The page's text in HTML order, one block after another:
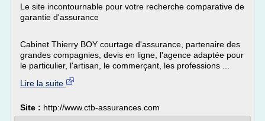
Le site incontournable pour votre recherche comparative de
garantie d'assurance
Cabinet Thierry BOY courtage d'assurance, partenaire des
grandes compagnies, devis en ligne, l'agence adaptée pour
le particulier, l'artisan, le commerçant, les professions ...
Lire la suite
Site : http://www.ctb-assurances.com